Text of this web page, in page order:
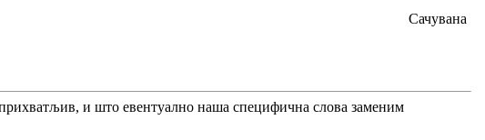
Сачувана
и што евентуално наша специфична слова заменим